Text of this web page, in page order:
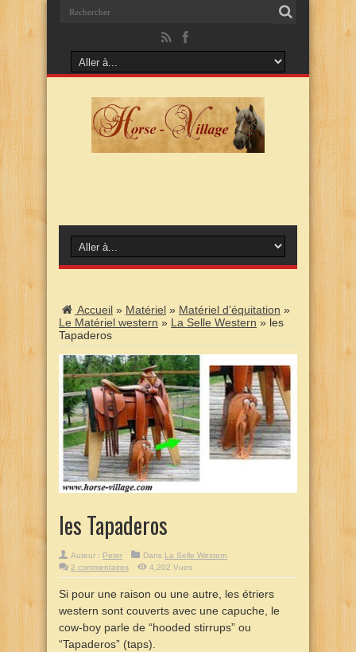
Accueil » Matériel » Matériel d’équitation »
Le Matériel western » La Selle Western » les
Tapaderos
les Tapaderos
Auteur : Peter Dans La Selle Western
2 commentaires
4,202 Vues
Si pour une raison ou une autre, les étriers
western sont couverts avec une capuche, le
cow-boy parle de “hooded stirrups” ou
“Tapaderos” (taps).